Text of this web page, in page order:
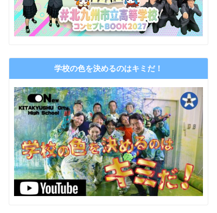
学校の色を決めるのはキミだ！